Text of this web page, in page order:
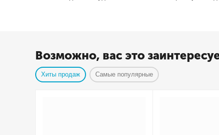
Возможно, вас это
Хиты продаж Самые популярные